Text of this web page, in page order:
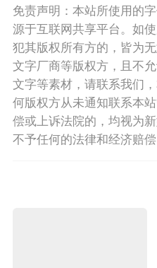
免责声明：本站所使用的
源于互联网共享平台。如
犯其版权所有方的，皆为
文字厂商等版权方，且不
文字等素材，请联系我们
何版权方从未通知联系本
偿或上诉法院的，均视为
不予任何的法律和经济赔